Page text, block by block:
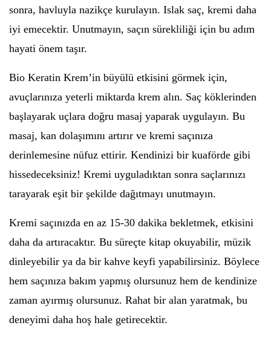
sonra, havluyla nazikçe kurulayın. Islak saç, kremi daha
iyi emecektir. Unutmayın, saçın sürekliliği için bu adım
hayati önem taşır.
Bio Keratin Krem’in büyülü etkisini görmek için,
avuçlarınıza yeterli miktarda krem alın. Saç köklerinden
başlayarak uçlara doğru masaj yaparak uygulayın. Bu
masaj, kan dolaşımını artırır ve kremi saçınıza
derinlemesine nüfuz ettirir. Kendinizi bir kuaförde gibi
hissedeceksiniz! Kremi uyguladıktan sonra saçlarınızı
tarayarak eşit bir şekilde dağıtmayı unutmayın.
Kremi saçınızda en az 15-30 dakika bekletmek, etkisini
daha da artıracaktır. Bu süreçte kitap okuyabilir, müzik
dinleyebilir ya da bir kahve keyfi yapabilirsiniz. Böylece
hem saçınıza bakım yapmış olursunuz hem de kendinize
zaman ayırmış olursunuz. Rahat bir alan yaratmak, bu
deneyimi daha hoş hale getirecektir.